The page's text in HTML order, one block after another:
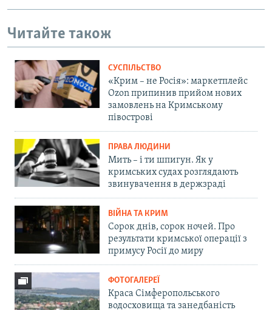
Читайте також
СУСПІЛЬСТВО
«Крим – не Росія»: маркетплейс
Ozon припинив прийом нових
замовлень на Кримському
півострові
ПРАВА ЛЮДИНИ
Мить – і ти шпигун. Як у
кримських судах розглядають
звинувачення в держзраді
ВІЙНА ТА КРИМ
Сорок днів, сорок ночей. Про
результати кримської операції з
примусу Росії до миру
ФОТОГАЛЕРЕЇ
Краса Сімферопольського
водосховища та занедбаність